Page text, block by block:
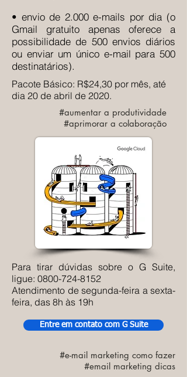
• envio de 2.000 e-mails por dia (o
Gmail gratuito apenas oferece a
possibilidade de 500 envios diários
ou enviar um único e-mail para 500
destinatários).
Pacote Básico: R$24,30 por mês, até
dia 20 de abril de 2020.
#aumentar a produtividade
#aprimorar a colaboração
Para tirar dúvidas sobre o G Suite,
ligue: 0800-724-8152
Atendimento de segunda-feira a sexta-
feira, das 8h às 19h
Entre em contato com G Suite
#e-mail marketing como fazer
#email marketing dicas